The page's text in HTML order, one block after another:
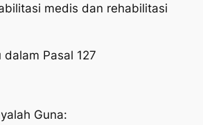
medis dan rehabilitasi
Pasal 127
Guna: